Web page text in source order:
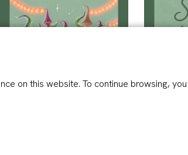
on this website. To continue browsing,